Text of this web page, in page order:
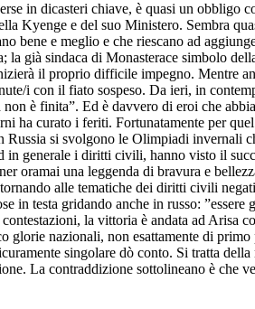
in dicasteri chiave, è quasi un obbligo
Kyenge e del suo Ministero. Sembra
bene e meglio e che riescano ad
già sindaca di Monasterace simbolo
il proprio difficile impegno. Mentre
i con il fiato sospeso. Da ieri, in
è finita”. Ed è davvero di eroi che
ha curato i feriti. Fortunatamente per
si svolgono le Olimpiadi
in generale i diritti civili, hanno visto il
oramai una leggenda di bravura e
alle tematiche dei diritti civili
in testa gridando anche in russo:
la vittoria è andata ad Arisa
glorie nazionali, non esattamente di
singolare dò conto. Si tratta
La contraddizione sottolineano è che